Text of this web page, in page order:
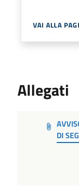
VAI ALLA
Allegati
DI